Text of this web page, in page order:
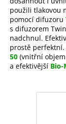
použili tlakovou
pomocí difuzoru
s difuzorem
nadchnul.
prostě
50 (vnitřní
a efektivější Bio-
n
a
j
í
t
?